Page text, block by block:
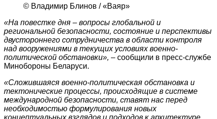
© Владимир Блинов / «Ваяр»
«На повестке дня – вопросы глобальной и
региональной безопасности, состояние и перспективы
двустороннего сотрудничества в области контроля
над вооружениями в текущих условиях военно-
политической обстановки», – сообщили в пресс-службе
Минобороны Беларуси.
«Сложившаяся военно-политическая обстановка и
тектонические процессы, происходящие в системе
международной безопасности, ставят нас перед
необходимостью формулирования новых
концептуальных взглядов и подходов к архитектуре